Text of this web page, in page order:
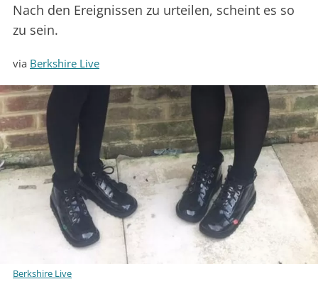
Nach den Ereignissen zu urteilen, scheint es so
zu sein.
via Berkshire Live
Berkshire Live